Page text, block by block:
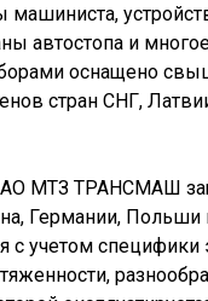
машиниста,
автостопа и
оснащено
стран СНГ,
МТЗ ТРАНСМАШ
Германии, Польши
с учетом специфики